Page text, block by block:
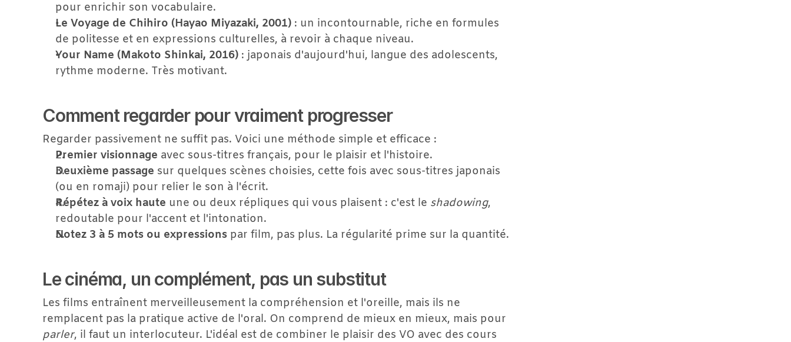
pour enrichir son vocabulaire.
Le Voyage de Chihiro (Hayao Miyazaki, 2001) : un incontournable, riche en formules
de politesse et en expressions culturelles, à revoir à chaque niveau.
Your Name (Makoto Shinkai, 2016) : japonais d'aujourd'hui, langue des adolescents,
rythme moderne. Très motivant.
Comment regarder pour vraiment progresser
Regarder passivement ne suffit pas. Voici une méthode simple et efficace :
Premier visionnage avec sous-titres français, pour le plaisir et l'histoire.
Deuxième passage sur quelques scènes choisies, cette fois avec sous-titres japonais
(ou en romaji) pour relier le son à l'écrit.
Répétez à voix haute une ou deux répliques qui vous plaisent : c'est le shadowing,
redoutable pour l'accent et l'intonation.
Notez 3 à 5 mots ou expressions par film, pas plus. La régularité prime sur la quantité.
Le cinéma, un complément, pas un substitut
Les films entraînent merveilleusement la compréhension et l'oreille, mais ils ne
parler, il faut un interlocuteur. L'idéal est de combiner le plaisir des VO avec des cours